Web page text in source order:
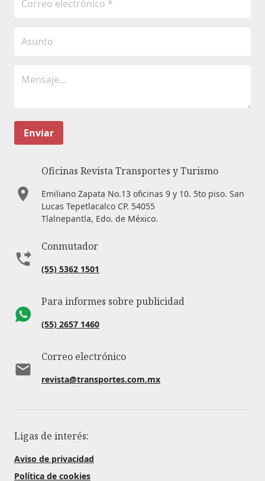
Enviar
Oficinas Revista Transportes y Turismo
Emiliano Zapata No.13 oficinas 9 y 10. 5to piso. San
Lucas Tepetlacalco CP. 54055
Tlalnepantla, Edo. de México.
Conmutador
(55) 5362 1501
Para informes sobre publicidad
(55) 2657 1460
Correo electrónico
revista@transportes.com.mx
Ligas de interés:
Aviso de privacidad
Política de cookies